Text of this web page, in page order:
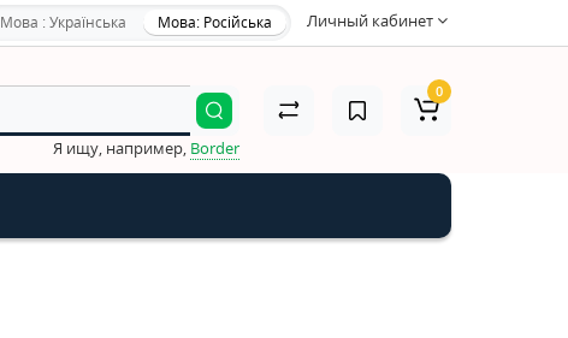
Личный кабинет
Мова : Українська Мова: Російська
Я ищу, например, Border
0